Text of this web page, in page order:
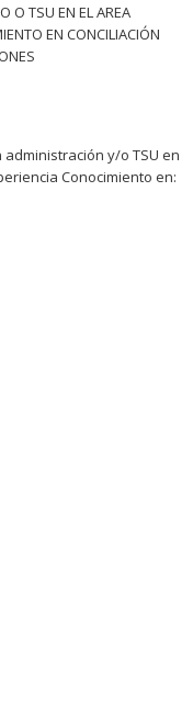
O TSU EN EL AREA
EN CONCILIACIÓN
y/o TSU en
Conocimiento en: